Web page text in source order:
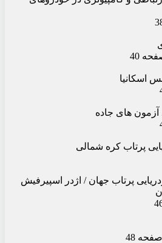
40
اسکانیا
پرتاب کره شمالی
پرتاب جهان / اژدر اسپیرفیش
48